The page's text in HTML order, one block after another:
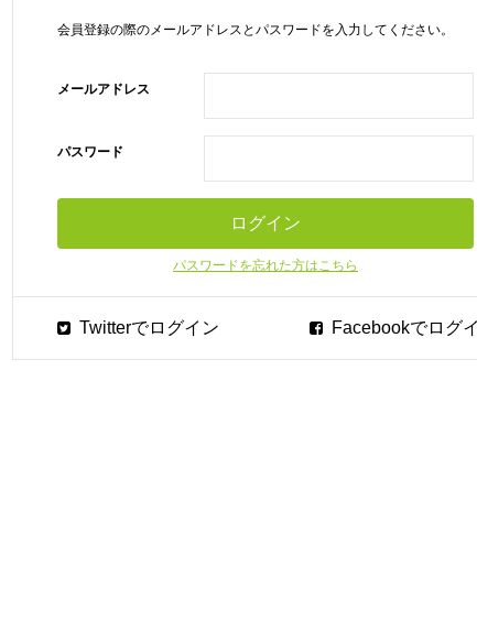
会員登録の際のメールアドレスとパスワードを入力してください。
メールアドレス
パスワード
パスワードを忘れた方はこちら